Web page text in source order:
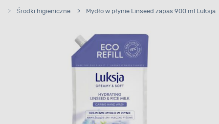
> Środki higieniczne > Mydło w płynie Linseed zapas 900 ml Luksja